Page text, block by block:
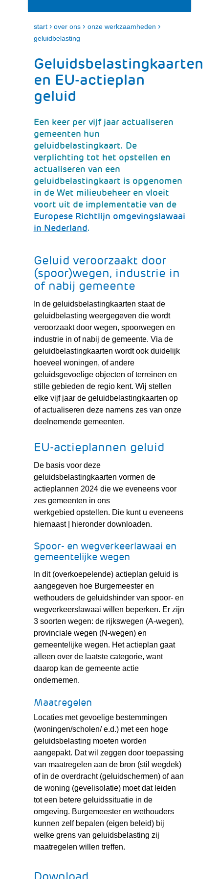
e
n
t
k
p
e
n
start › over ons › onze werkzaamheden ›
geluidbelasting
Geluidsbelastingkaarten
en EU-actieplan
geluid
Een keer per vijf jaar actualiseren
gemeenten hun
geluidbelastingkaart. De
verplichting tot het opstellen en
actualiseren van een
geluidbelastingkaart is opgenomen
in de Wet milieubeheer en vloeit
voort uit de implementatie van de
Europese Richtlijn omgevingslawaai
in Nederland(verwijst
andere
website)
.
Geluid veroorzaakt door
(spoor)wegen, industrie in
of nabij gemeente
In de geluidsbelastingkaarten staat de
geluidbelasting weergegeven die wordt
veroorzaakt door wegen, spoorwegen en
industrie in of nabij de gemeente. Via de
geluidbelastingkaarten wordt ook duidelijk
hoeveel woningen, of andere
geluidsgevoelige objecten of terreinen en
stille gebieden de regio kent. Wij stellen
elke vijf jaar de geluidbelastingkaarten op
of actualiseren deze namens zes van onze
deelnemende gemeenten.
EU-actieplannen geluid
De basis voor deze
geluidsbelastingkaarten vormen de
actieplannen 2024 die we eveneens voor
zes gemeenten in ons
werkgebied opstellen. Die kunt u eveneens
hiernaast | hieronder downloaden.
Spoor- en wegverkeerlawaai en
gemeentelijke wegen
In dit (overkoepelende) actieplan geluid is
aangegeven hoe Burgemeester en
wethouders de geluidshinder van spoor- en
wegverkeerslawaai willen beperken. Er zijn
3 soorten wegen: de rijkswegen (A-wegen),
provinciale wegen (N-wegen) en
gemeentelijke wegen. Het actieplan gaat
alleen over de laatste categorie, want
daarop kan de gemeente actie
ondernemen.
Maatregelen
Locaties met gevoelige bestemmingen
(woningen/scholen/ e.d.) met een hoge
geluidsbelasting moeten worden
aangepakt. Dat wil zeggen door toepassing
van maatregelen aan de bron (stil wegdek)
of in de overdracht (geluidschermen) of aan
de woning (gevelisolatie) moet dat leiden
tot een betere geluidssituatie in de
omgeving. Burgemeester en wethouders
kunnen zelf bepalen (eigen beleid) bij
welke grens van geluidsbelasting zij
maatregelen willen treffen.